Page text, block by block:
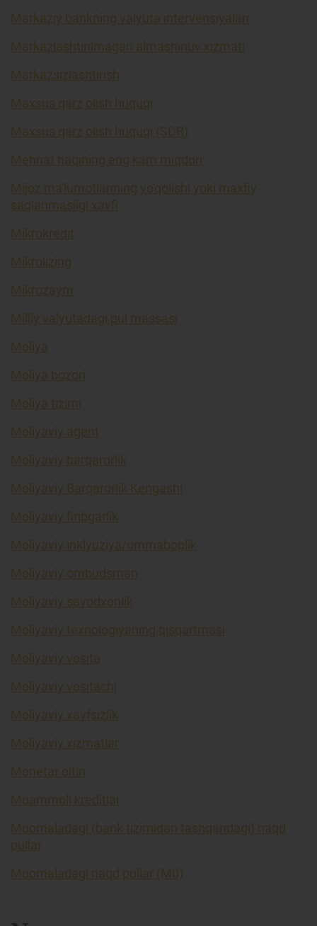
Markaziy bankning valyuta intervensiyalari
Markazlashtirilmagan almashinuv xizmati
Markazsizlashtirish
Maxsus qarz olish huquqi
Maxsus qarz olish huquqi (SDR)
Mehnat haqining eng kam miqdori
Mijoz ma'lumotlarining yo'qolishi yoki maxfiy
saqlanmasligi xavfi
Mikrokredit
Mikrolizing
Mikrozaym
Milliy valyutadagi pul massasi
Moliya
Moliya bozori
Moliya tizimi
Moliyaviy agent
Moliyaviy barqarorlik
Moliyaviy Barqarorlik Kengashi
Moliyaviy firibgarlik
Moliyaviy inklyuziya/ommaboplik
Moliyaviy ombudsman
Moliyaviy savodxonlik
Moliyaviy texnologiyaning qisqartmasi
Moliyaviy vosita
Moliyaviy vositachi
Moliyaviy xavfsizlik
Moliyaviy xizmatlar
Monetar oltin
Muammoli kreditlar
Muomaladagi (bank tizimidan tashqaridagi) naqd
pullar
Muomaladagi naqd pullar (M0)